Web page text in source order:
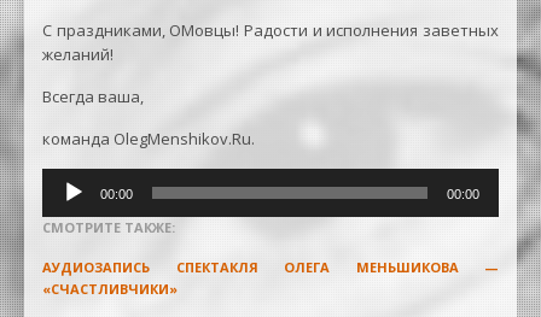
С праздниками, ОМовцы! Радости и исполнения заветных
желаний!
Всегда ваша,
команда OlegMenshikov.Ru.
Аудиоплеер
00:00 00:00
СМОТРИТЕ ТАКЖЕ:
АУДИОЗАПИСЬ СПЕКТАКЛЯ ОЛЕГА МЕНЬШИКОВА —
«СЧАСТЛИВЧИКИ»